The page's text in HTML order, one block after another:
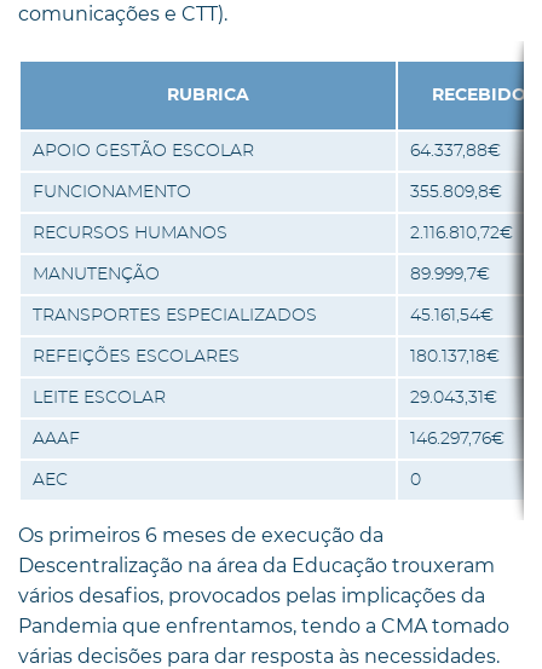
comunicações e CTT).
RUBRICA RECEBIDO
APOIO GESTÃO ESCOLAR 64.337,88€
FUNCIONAMENTO 355.809,8€
RECURSOS HUMANOS 2.116.810,72€
MANUTENÇÃO 89.999,7€
TRANSPORTES ESPECIALIZADOS 45.161,54€
REFEIÇÕES ESCOLARES 180.137,18€
LEITE ESCOLAR 29.043,31€
AAAF 146.297,76€
AEC 0
Os primeiros 6 meses de execução da
Descentralização na área da Educação trouxeram
vários desafios, provocados pelas implicações da
Pandemia que enfrentamos, tendo a CMA tomado
várias decisões para dar resposta às necessidades.